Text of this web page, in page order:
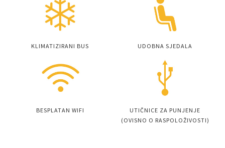
KLIMATIZIRANI BUS UDOBNA SJEDALA
BESPLATAN WIFI
UTIČNICE ZA PUNJENJE
(OVISNO O RASPOLOŽIVOSTI)